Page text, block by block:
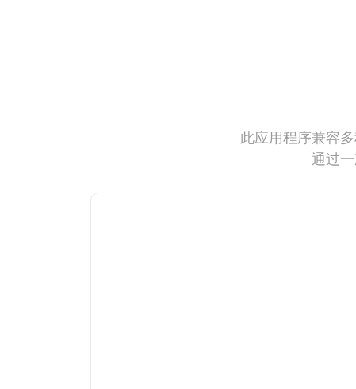
此应用程序兼容
通过